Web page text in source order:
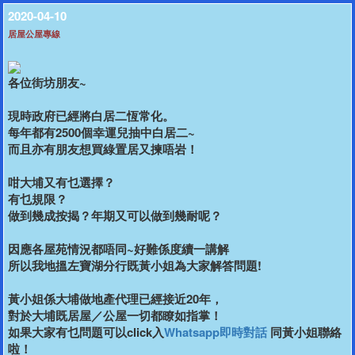
2020-04-10
居屋公屋專線
各位街坊朋友~
現時政府已經將白居二恆常化。
每年都有2500個幸運兒抽中白居二~
而且亦有朋友想買綠置居又揀唔岩！
咁大埔又有乜選擇？
有乜規限？
做到幾成按揭？年期又可以做到幾耐呢？
因應各屋苑情況都唔同~好難係度續一講解
所以我地搵左寶湖分行既黃小姐為大家解答問題!
黃小姐係大埔做地產代理已經接近20年，
對於大埔既居屋／公屋一切都瞭如指掌！
如果大家有乜問題可以click入Whatsapp即時對話 同黃小姐聯絡
啦！